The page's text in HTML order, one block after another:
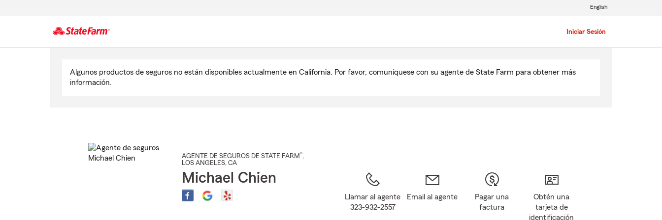
Iniciar Sesión
English
Algunos productos de seguros no están disponibles actualmente en California. Por favor, comuníquese con su agente de State Farm para obtener más
información.
AGENTE DE SEGUROS DE STATE FARM®,
LOS ANGELES, CA
Michael Chien
Llamar al agente
323-932-2557
Email al agente
Pagar una
factura
Obtén una
tarjeta de
identificación